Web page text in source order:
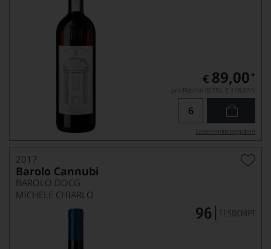
€ 89,00 *
pro Flasche (0.75l), € 118,67/L
Lebensmittel­angaben
2017
Barolo Cannubi
BAROLO DOCG
MICHELE CHIARLO